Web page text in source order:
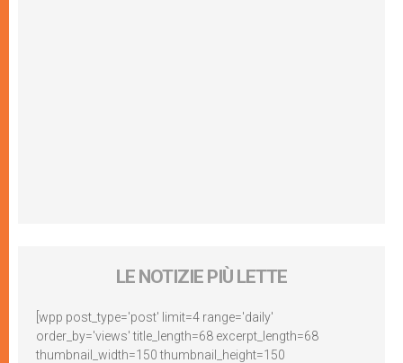
LE NOTIZIE PIÙ LETTE
[wpp post_type='post' limit=4 range='daily'
order_by='views' title_length=68 excerpt_length=68
thumbnail_width=150 thumbnail_height=150